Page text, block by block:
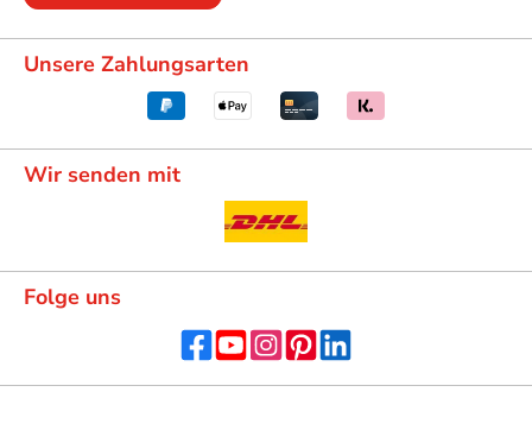
Unsere Zahlungsarten
Wir senden mit
Folge uns